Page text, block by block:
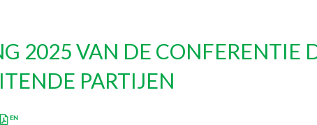
2025 VAN DE CONFERENTIE
PARTIJEN